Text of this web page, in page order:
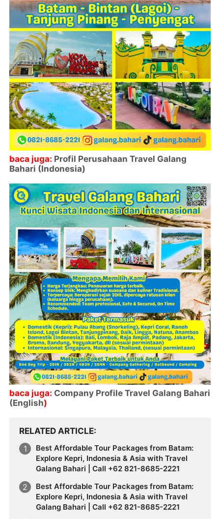
baca juga: Profil Perusahaan Travel Galang
Bahari (Indonesia)
baca juga: Company Profile Travel Galang Bahari
(English)
RELATED ARTICLE
Best Affordable Tour Packages from Batam:
Explore Kepri, Indonesia & Asia with Travel
Galang Bahari | Call +62 821-8685-2221
Best Affordable Tour Packages from Batam:
Explore Kepri, Indonesia & Asia with Travel
Galang Bahari | Call +62 821-8685-2221